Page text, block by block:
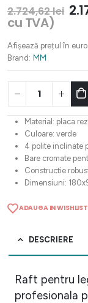
2.724,62lei
cu TVA)
Afișează prețul în
Brand: MM
Material: placa
Culoare: verde
4 polite inclinate
Bare cromate
Constructie
Dimensiuni:
ADAUGA IN WISHLIST
DESCRIERE
Raft pentru
profesionala